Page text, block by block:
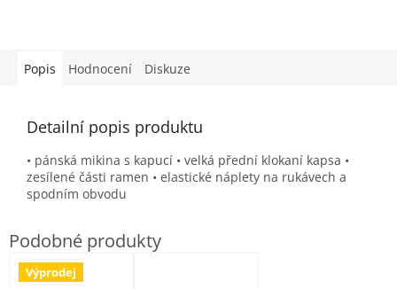
Popis Hodnocení Diskuze
Detailní popis produktu
• pánská mikina s kapucí • velká přední klokaní kapsa •
zesílené části ramen • elastické náplety na rukávech a
spodním obvodu
Výprodej